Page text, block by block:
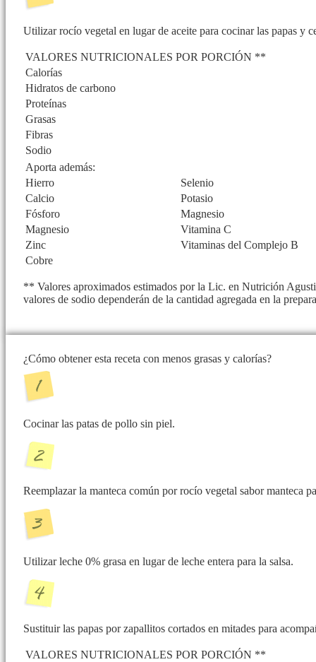
Utilizar rocío vegetal en lugar de aceite para cocinar las papas y
VALORES NUTRICIONALES POR PORCIÓN **
Calorías
Hidratos de carbono
Proteínas
Grasas
Fibras
Sodio
Aporta además:
Hierro
Selenio
Calcio
Potasio
Fósforo
Magnesio
Magnesio
Vitamina C
Zinc
Vitaminas del Complejo B
Cobre
** Valores aproximados estimados por la Lic. en Nutrición
valores de sodio dependerán de la cantidad agregada en la
¿Cómo obtener esta receta con menos grasas y calorías?
Cocinar las patas de pollo sin piel.
Reemplazar la manteca común por rocío vegetal sabor manteca
Utilizar leche 0% grasa en lugar de leche entera para la salsa.
Sustituir las papas por zapallitos cortados en mitades para
VALORES NUTRICIONALES POR PORCIÓN **